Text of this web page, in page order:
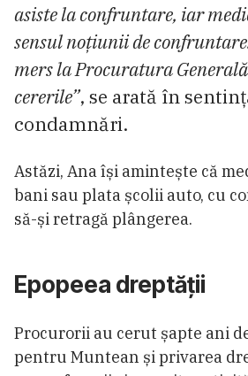
asiste la confruntare, iar
sensul noțiunii de
mers la Procuratura
cererile”, se arată în
condamnări.
Astăzi, Ana își amintește că
bani sau plata școlii auto, cu
să-și retragă plângerea.
Epopeea dreptății
Procurorii au cerut șapte ani
pentru Muntean și privarea